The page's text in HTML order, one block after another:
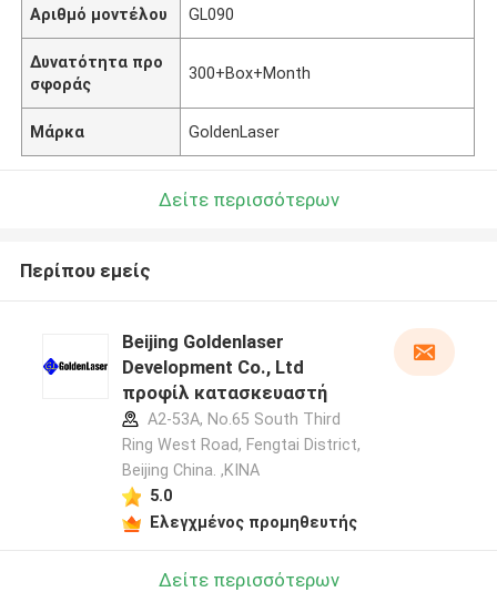
Αριθμό μοντέλου GL090
Δυνατότητα προ
σφοράς
300+Box+Month
Μάρκα GoldenLaser
Δείτε περισσότερων
Περίπου εμείς
Beijing Goldenlaser
Development Co., Ltd
προφίλ κατασκευαστή
A2-53A, No.65 South Third
Ring West Road, Fengtai District,
Beijing China. ,ΚΙΝΑ
5.0
Ελεγχμένος προμηθευτής
Δείτε περισσότερων